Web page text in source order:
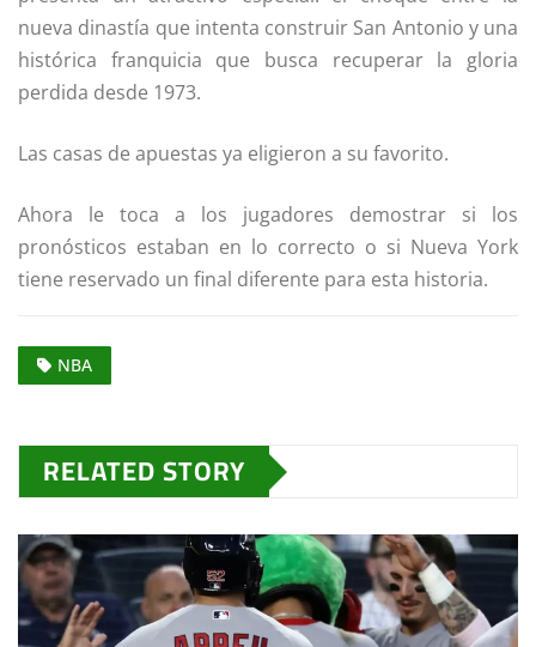
nueva dinastía que intenta construir San Antonio y una
histórica franquicia que busca recuperar la gloria
perdida desde 1973.
Las casas de apuestas ya eligieron a su favorito.
Ahora le toca a los jugadores demostrar si los
pronósticos estaban en lo correcto o si Nueva York
tiene reservado un final diferente para esta historia.
NBA
RELATED STORY